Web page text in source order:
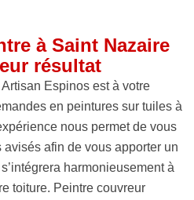
à Saint Nazaire
résultat
Artisan Espinos est à votre
en peintures sur tuiles à
nous permet de vous
afin de vous apporter un
harmonieusement à
toiture. Peintre couvreur